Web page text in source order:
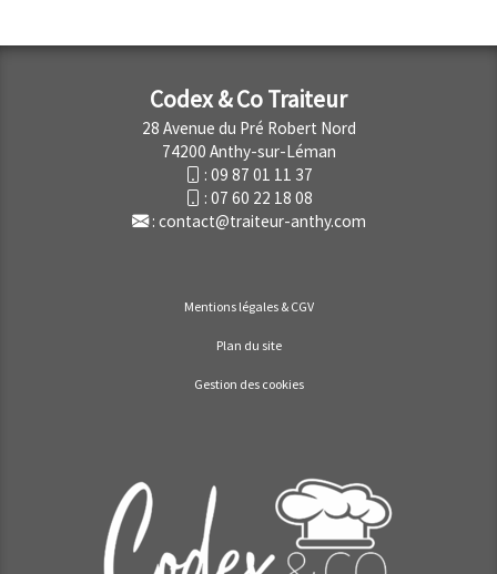
Codex & Co Traiteur
28 Avenue du Pré Robert Nord
74200 Anthy-sur-Léman
: 09 87 01 11 37
: 07 60 22 18 08
: contact@traiteur-anthy.com
Mentions légales & CGV
Plan du site
Gestion des cookies